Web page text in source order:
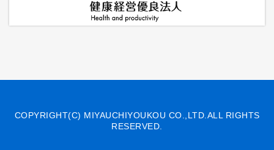
COPYRIGHT(C) MIYAUCHIYOUKOU CO.,LTD.ALL RIGHTS
RESERVED.